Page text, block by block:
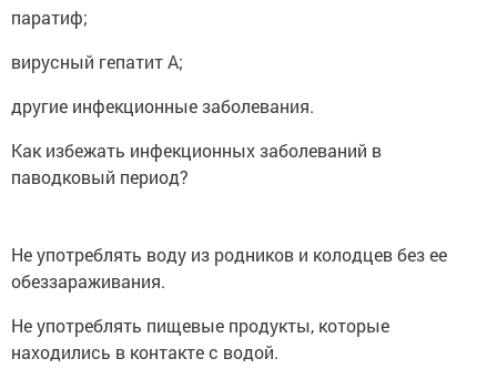
паратиф;
вирусный гепатит А;
другие инфекционные заболевания.
Как избежать инфекционных заболеваний в
паводковый период?
Не употреблять воду из родников и колодцев без ее
обеззараживания.
Не употреблять пищевые продукты, которые
находились в контакте с водой.